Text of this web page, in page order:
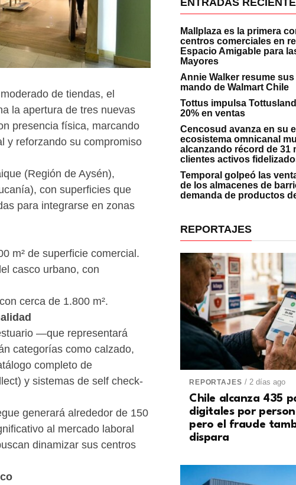
de tiendas, el
la apertura de tres nuevas
presencia física, marcando
y reforzando su compromiso
(Región de Aysén),
con superficies que
para integrarse en zonas
m² de superficie comercial.
casco urbano, con
cerca de 1.800 m².
—que representará
categorías como calzado,
completo de
y sistemas de self check-
generará alrededor de 150
al mercado laboral
dinamizar sus centros
ENTRADAS
Mallplaza es la primera
centros comerciales en
Espacio Amigable para
Mayores
Annie Walker resume
mando de Walmart Chile
Tottus impulsa
20% en ventas
Cencosud avanza en su
ecosistema omnicanal
alcanzando récord de 31
clientes activos
Temporal golpeó las
de los almacenes de
demanda de productos
REPORTAJES
REPORTAJES / 2 días ago
Chile alcanza 435
digitales por
pero el fraude
dispara